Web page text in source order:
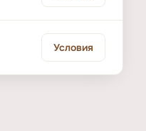
Условия